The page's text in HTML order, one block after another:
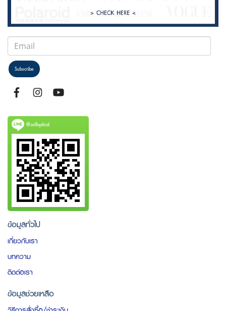
Subscribe
@selfoptical
ข้อมูลทั่วไป
เกี่ยวกับเรา
บทความ
ติดต่อเรา
ข้อมูลช่วยเหลือ